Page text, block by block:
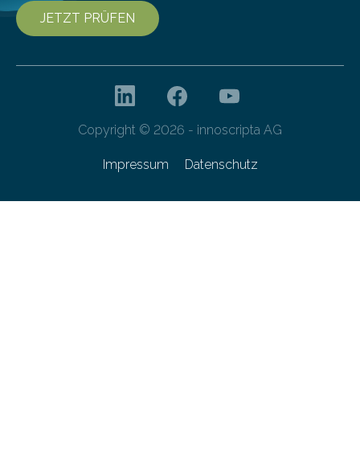
JETZT PRÜFEN
Copyright © 2026 - innoscripta AG
Impressum Datenschutz